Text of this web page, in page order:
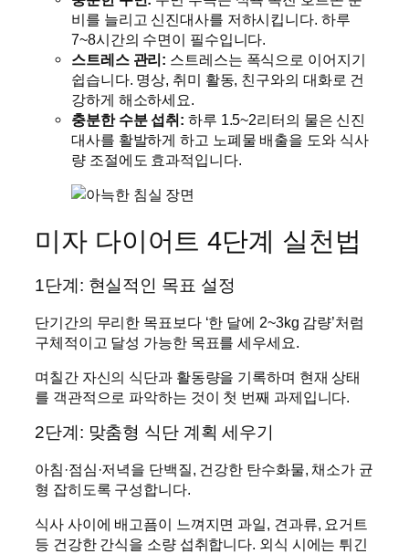
비를 늘리고 신진대사를 저하시킵니다. 하루
7~8시간의 수면이 필수입니다.
스트레스 관리: 스트레스는 폭식으로 이어지기
쉽습니다. 명상, 취미 활동, 친구와의 대화로 건
강하게 해소하세요.
충분한 수분 섭취: 하루 1.5~2리터의 물은 신진
대사를 활발하게 하고 노폐물 배출을 도와 식사
량 조절에도 효과적입니다.
미자 다이어트 4단계 실천법
1단계: 현실적인 목표 설정
단기간의 무리한 목표보다 ‘한 달에 2~3kg 감량’처럼
구체적이고 달성 가능한 목표를 세우세요.
며칠간 자신의 식단과 활동량을 기록하며 현재 상태
를 객관적으로 파악하는 것이 첫 번째 과제입니다.
2단계: 맞춤형 식단 계획 세우기
아침·점심·저녁을 단백질, 건강한 탄수화물, 채소가 균
형 잡히도록 구성합니다.
식사 사이에 배고픔이 느껴지면 과일, 견과류, 요거트
등 건강한 간식을 소량 섭취합니다. 외식 시에는 튀긴